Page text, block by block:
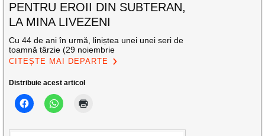
PENTRU EROII DIN SUBTERAN,
LA MINA LIVEZENI
Cu 44 de ani în urmă, liniștea unei unei seri de
toamnă târzie (29 noiembrie
CITEȘTE MAI DEPARTE
Distribuie acest articol